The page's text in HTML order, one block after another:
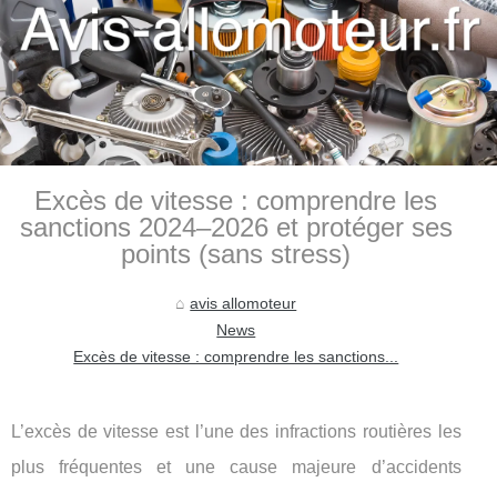
Excès de vitesse : comprendre les
sanctions 2024–2026 et protéger ses
points (sans stress)
avis allomoteur
News
Excès de vitesse : comprendre les sanctions...
L’excès de vitesse est l’une des infractions routières les
plus fréquentes et une cause majeure d’accidents